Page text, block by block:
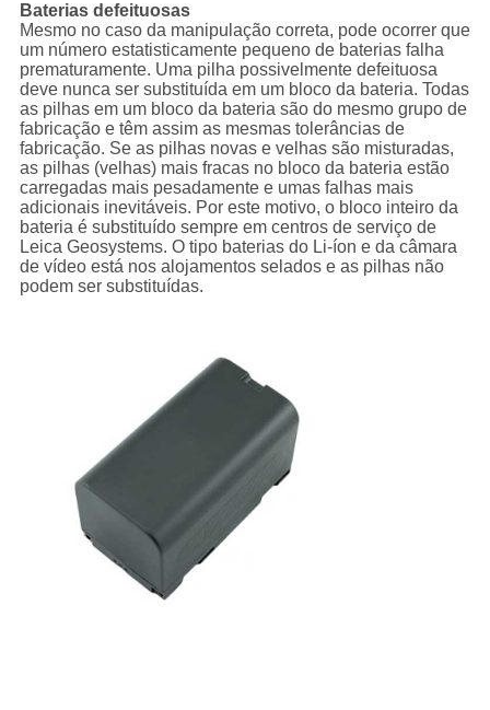
Baterias defeituosas
Mesmo no caso da manipulação correta, pode ocorrer que
um número estatisticamente pequeno de baterias falha
prematuramente. Uma pilha possivelmente defeituosa
deve nunca ser substituída em um bloco da bateria. Todas
as pilhas em um bloco da bateria são do mesmo grupo de
fabricação e têm assim as mesmas tolerâncias de
fabricação. Se as pilhas novas e velhas são misturadas,
as pilhas (velhas) mais fracas no bloco da bateria estão
carregadas mais pesadamente e umas falhas mais
adicionais inevitáveis. Por este motivo, o bloco inteiro da
bateria é substituído sempre em centros de serviço de
Leica Geosystems. O tipo baterias do Li-íon e da câmara
de vídeo está nos alojamentos selados e as pilhas não
podem ser substituídas.